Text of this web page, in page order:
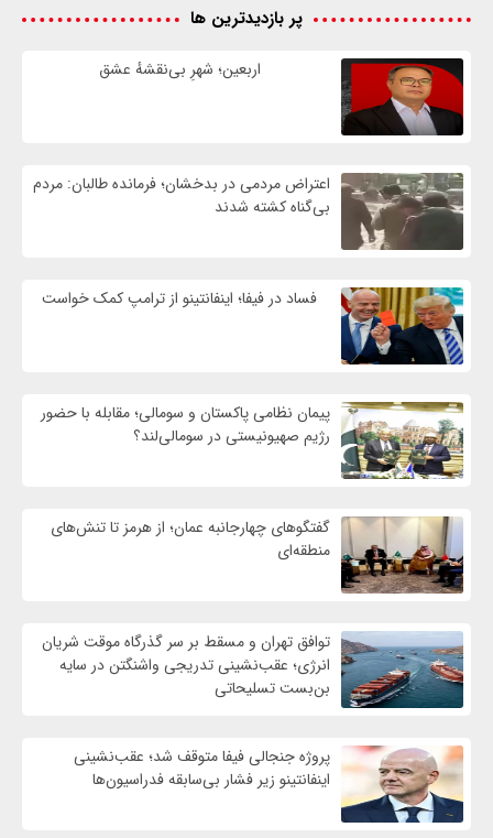
پر بازدیدترین ها
اربعین؛ شهرِ بی‌نقشهٔ عشق
اعتراض مردمی در بدخشان؛ فرمانده طالبان: مردم
بی‌گناه کشته شدند
فساد در فیفا؛ اینفانتینو از ترامپ کمک خواست
پیمان نظامی پاکستان و سومالی؛ مقابله با حضور
رژيم صهیونیستی در سومالی‌لند؟
گفتگوهای چهارجانبه عمان؛ از هرمز تا تنش‌های
منطقه‌ای
توافق تهران و مسقط بر سر گذرگاه موقت شریان
انرژی؛ عقب‌نشینی تدریجی واشنگتن در سایه
بن‌بست تسلیحاتی
پروژه جنجالی فیفا متوقف شد؛ عقب‌نشینی
اینفانتینو زیر فشار بی‌سابقه فدراسیون‌ها